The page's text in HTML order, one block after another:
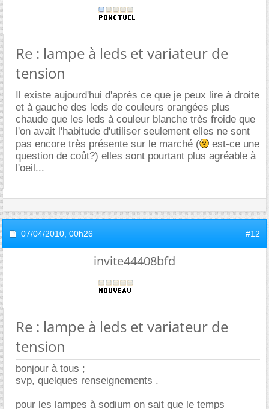
Re : lampe à leds et variateur de
tension
Il existe aujourd'hui d'après ce que je peux lire à droite
et à gauche des leds de couleurs orangées plus
chaude que les leds à couleur blanche très froide que
l'on avait l'habitude d'utiliser seulement elles ne sont
pas encore très présente sur le marché (
est-ce une
question de coût?) elles sont pourtant plus agréable à
l'oeil...
07/04/2010, 00h26 #12
invite44408bfd
Re : lampe à leds et variateur de
tension
bonjour à tous ;
svp, quelques renseignements .
pour les lampes à sodium on sait que le temps